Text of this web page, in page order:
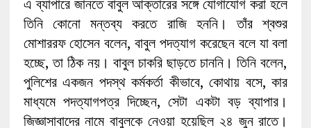
এ ব্যাপারে জানতে বাবুল আক্তারের সঙ্গে যোগাযোগ করা হলে
তিনি কোনো মন্তব্য করতে রাজি হননি। তাঁর শ্বশুর
মোশাররফ হোসেন বলেন, বাবুল পদত্যাগ করেছেন বলে যা বলা
হচ্ছে, তা ঠিক নয়। বাবুল চাকরি ছাড়তে চাননি। তিনি বলেন,
পুলিশের একজন পদস্থ কর্মকর্তা কীভাবে, কোথায় বসে, কার
মাধ্যমে পদত্যাগপত্র দিচ্ছেন, সেটা একটা বড় ব্যাপার।
জিজ্ঞাসাবাদের নামে বাবুলকে নেওয়া হয়েছিল ২৪ জুন রাতে।